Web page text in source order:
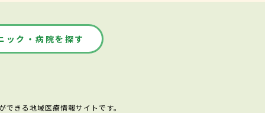
ック・病院を探す
きる地域医療情報サイトです。